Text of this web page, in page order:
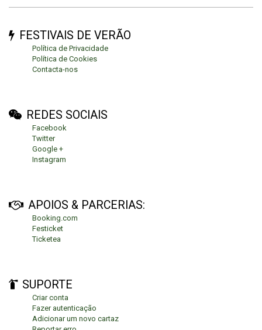
FESTIVAIS DE VERÃO
Política de Privacidade
Política de Cookies
Contacta-nos
REDES SOCIAIS
Facebook
Twitter
Google +
Instagram
APOIOS & PARCERIAS:
Booking.com
Festicket
Ticketea
SUPORTE
Criar conta
Fazer autenticação
Adicionar um novo cartaz